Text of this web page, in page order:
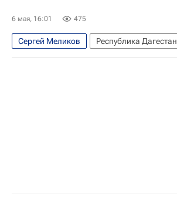
6 мая, 16:01 475
Сергей Меликов
Республика Дагестан
Северо-Кавказский Федеральный округ